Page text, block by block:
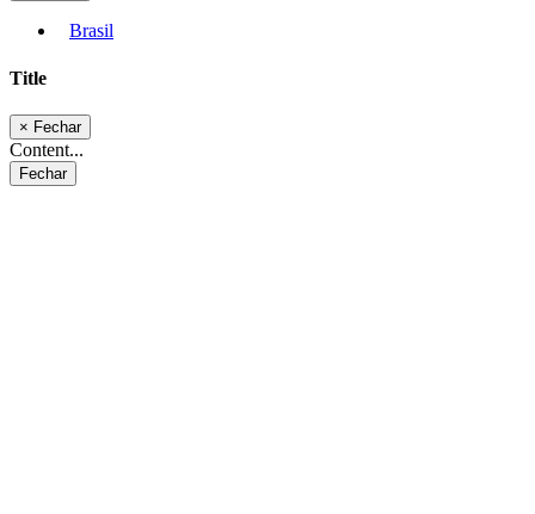
Brasil
Title
× Fechar
Content...
Fechar